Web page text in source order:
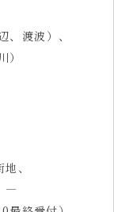
、渡波）、
、
—